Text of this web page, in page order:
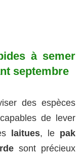
à semer
septembre
des espèces
de lever
laitues, le pak
sont précieux